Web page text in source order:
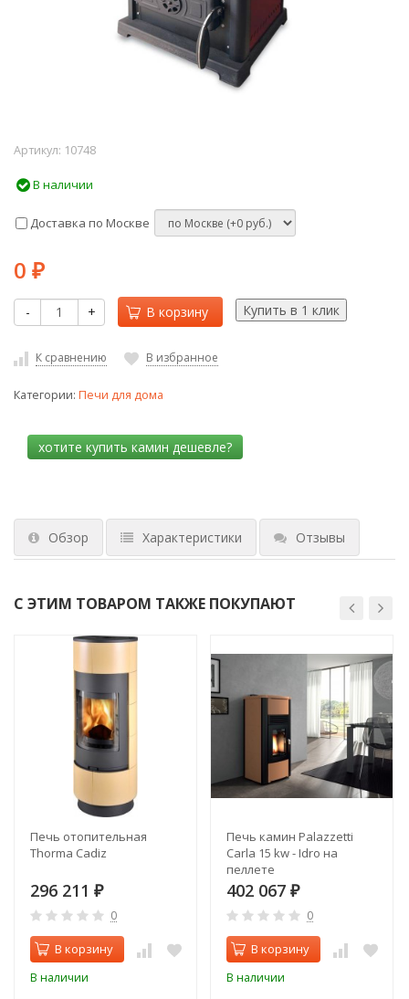
Артикул: 10748
В наличии
Доставка по Москве
0 ₽
- + В корзину
К сравнению В избранное
Категории: Печи для дома
Обзор Характеристики Отзывы
С ЭТИМ ТОВАРОМ ТАКЖЕ ПОКУПАЮТ
Печь отопительная
Thorma Cadiz
296 211 ₽
0
В корзину
В наличии
Печь камин Palazzetti
Carla 15 kw - Idro на
пеллете
402 067 ₽
0
В корзину
В наличии